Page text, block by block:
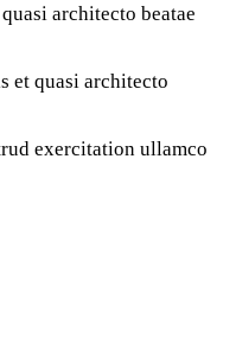
architecto beatae
et quasi architecto
exercitation ullamco